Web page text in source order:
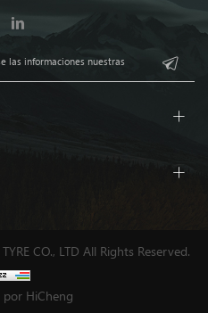
CO., LTD All Rights Reserved.
HiCheng